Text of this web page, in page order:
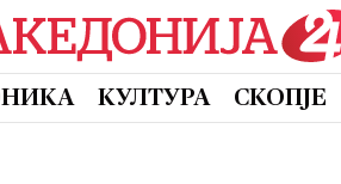
КУЛТУРА СКОПЈЕ